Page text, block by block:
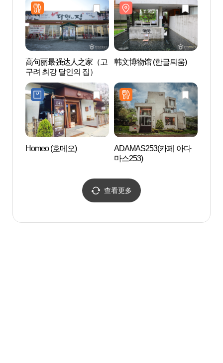
高句丽最强达人之家（고
구려 최강 달인의 집）
韩文博物馆 (한글틔움)
Homeo (호메오)
ADAMAS253(카페 아다
마스253)
查看更多